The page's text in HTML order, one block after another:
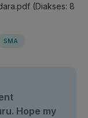
(Diakses: 8
SMA
Hope my